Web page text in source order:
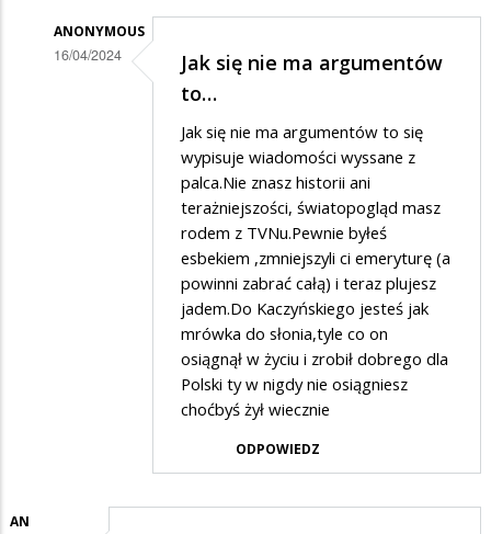
ANONYMOUS
16/04/2024
Wędrowniczek
Jak się nie ma argumentów
to…
Jak się nie ma argumentów to się
wypisuje wiadomości wyssane z
palca.Nie znasz historii ani
terażniejszości, światopogląd masz
rodem z TVNu.Pewnie byłeś
esbekiem ,zmniejszyli ci emeryturę (a
powinni zabrać całą) i teraz plujesz
jadem.Do Kaczyńskiego jesteś jak
mrówka do słonia,tyle co on
osiągnął w życiu i zrobił dobrego dla
Polski ty w nigdy nie osiągniesz
choćbyś żył wiecznie
ODPOWIEDZ
AN